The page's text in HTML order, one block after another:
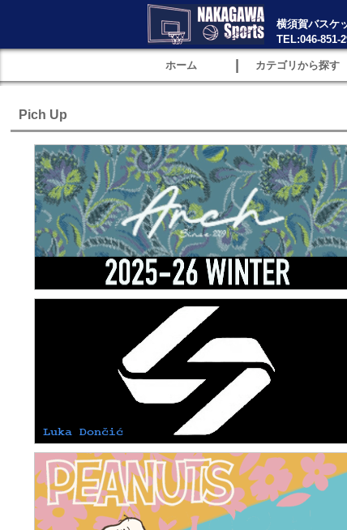
横須賀バスケ
TEL:046-851-
ホーム カテゴリから探す
Pich Up